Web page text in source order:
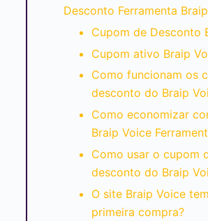
Desconto Ferramenta
Cupom de Desconto
Cupom ativo Braip
Como funcionam os
desconto do Braip
Como economizar
Braip Voice
Como usar o cupom
desconto do Braip
O site Braip Voice
primeira compra?